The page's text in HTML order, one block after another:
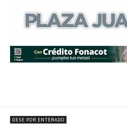
DESE POR ENTERADO